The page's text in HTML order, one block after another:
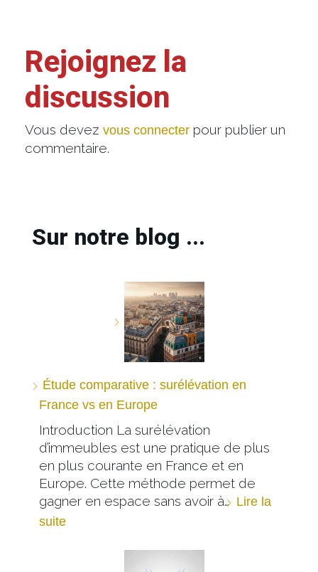
Rejoignez la
discussion
Vous devez vous connecter pour publier un
commentaire.
Sur notre blog ...
Étude comparative : surélévation en
France vs en Europe
Introduction La surélévation
d’immeubles est une pratique de plus
en plus courante en France et en
Europe. Cette méthode permet de
gagner en espace sans avoir à… Lire la
suite